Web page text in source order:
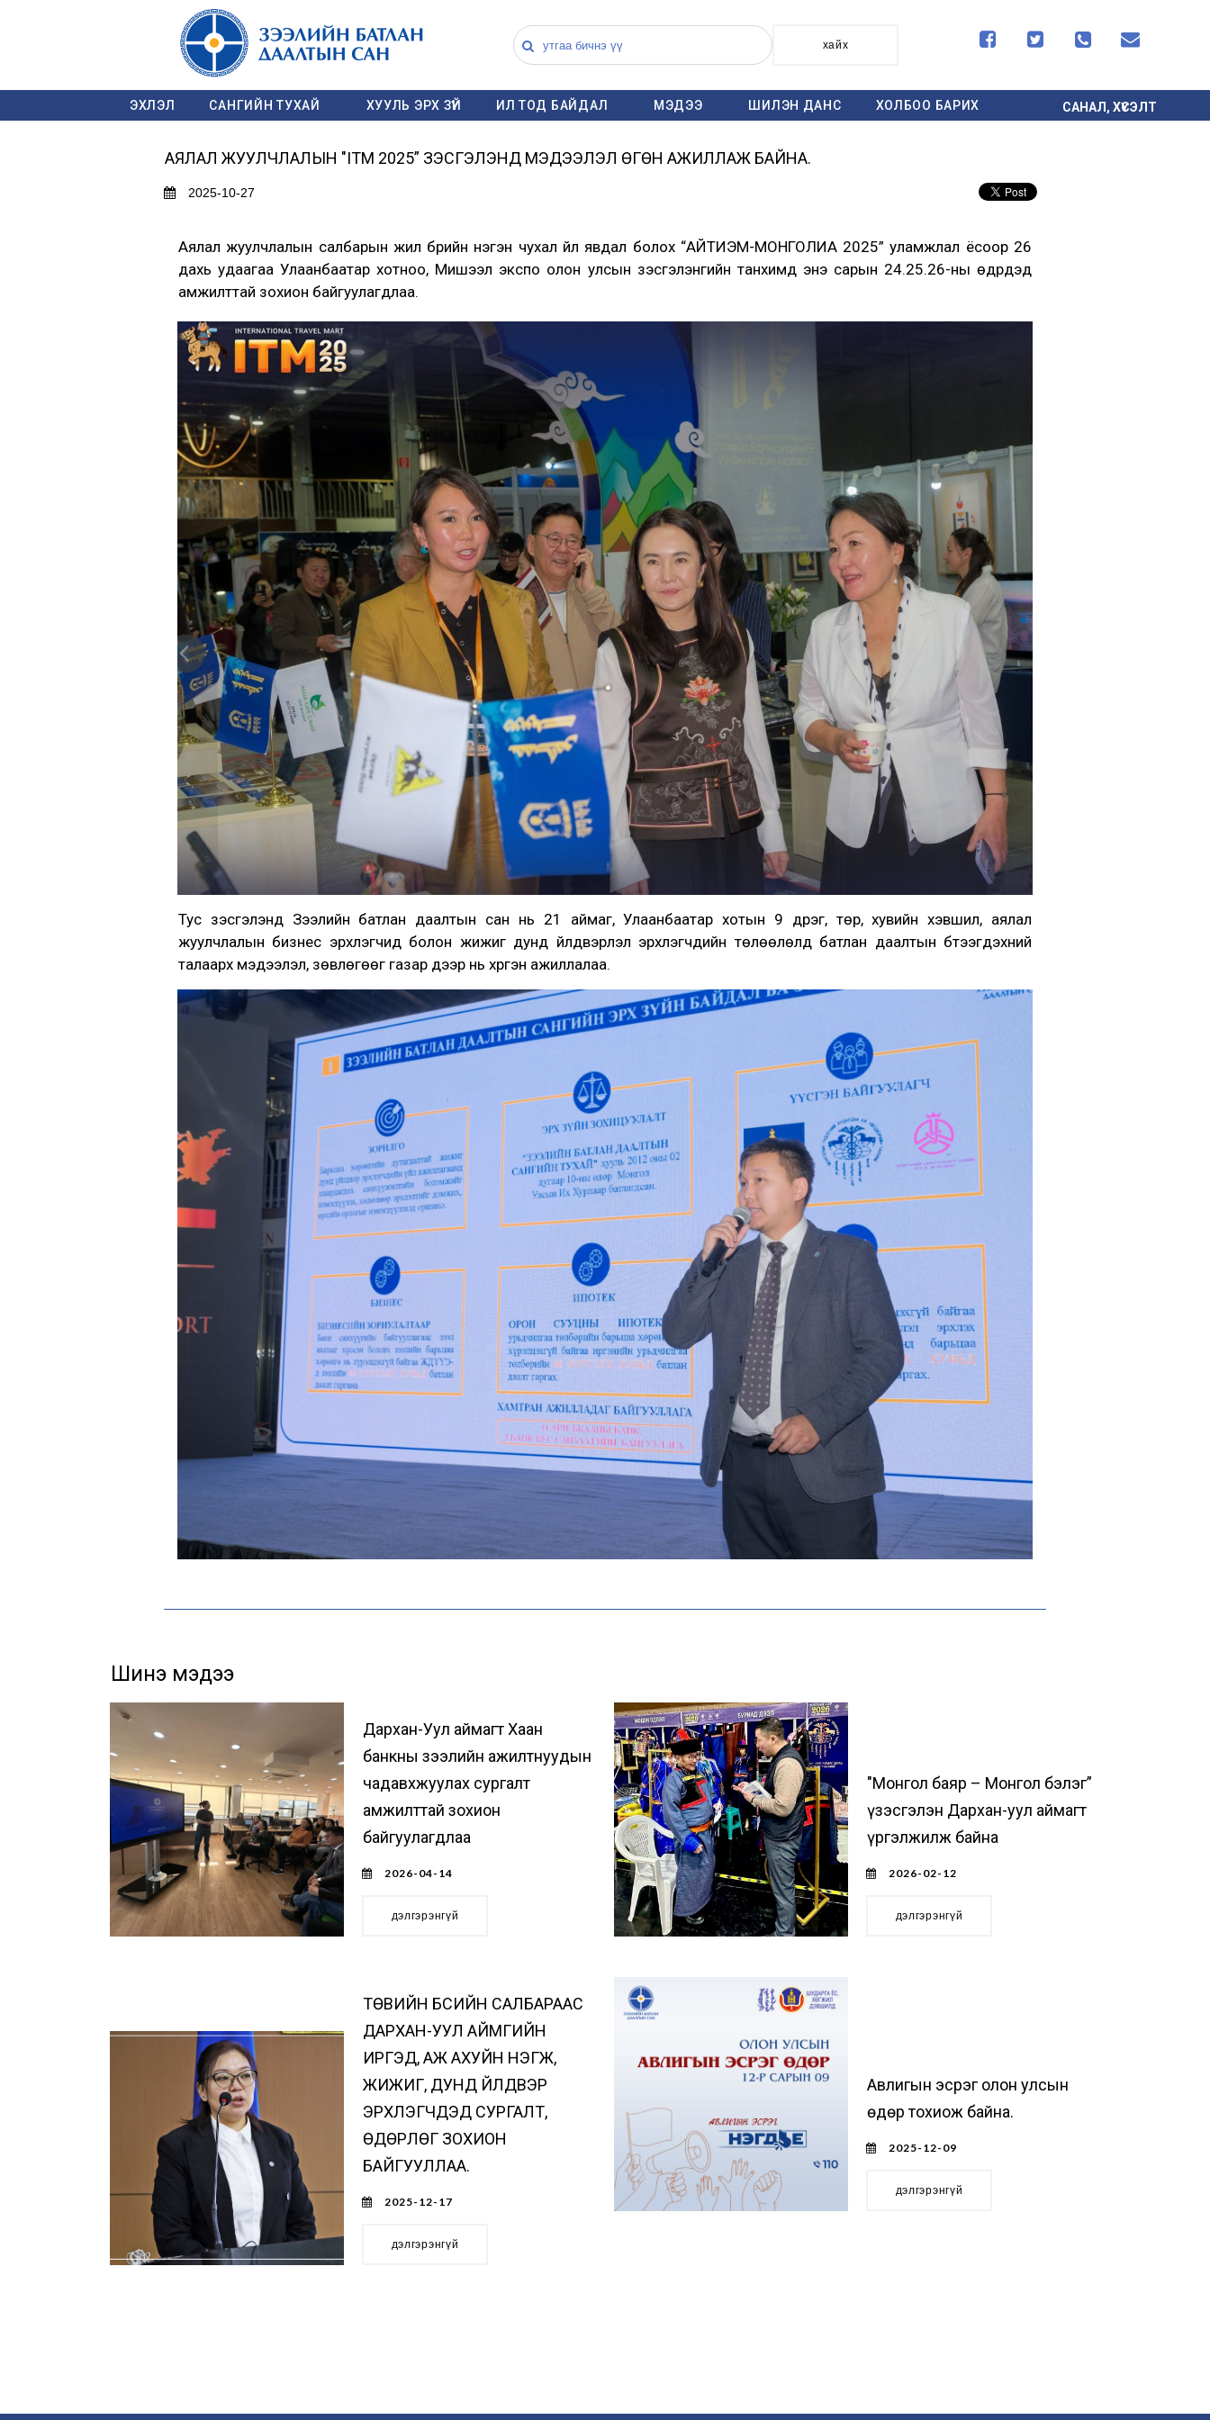
хайх    
ЭХЛЭЛ САНГИЙН ТУХАЙ ХУУЛЬ ЭРХ ЗҮЙ ИЛ ТОД БАЙДАЛ МЭДЭЭ ШИЛЭН ДАНС ХОЛБОО БАРИХ САНАЛ, ХҮСЭЛТ
АЯЛАЛ ЖУУЛЧЛАЛЫН "ITM 2025” ҮЗЭСГЭЛЭНД МЭДЭЭЛЭЛ ӨГӨН АЖИЛЛАЖ БАЙНА.
2025-10-27
Аялал жуулчлалын салбарын жил бүрийн нэгэн чухал үйл явдал болох “АЙТИЭМ-МОНГОЛИА 2025” уламжлал ёсоор 26
дахь удаагаа Улаанбаатар хотноо, Мишээл экспо олон улсын үзэсгэлэнгийн танхимд энэ сарын 24.25.26-ны өдрүүдэд
амжилттай зохион байгуулагдлаа.
Тус үзэсгэлэнд Зээлийн батлан даалтын сан нь 21 аймаг, Улаанбаатар хотын 9 дүүрэг, төр, хувийн хэвшил, аялал
жуулчлалын бизнес эрхлэгчид болон жижиг дунд үйлдвэрлэл эрхлэгчдийн төлөөлөлд батлан даалтын бүтээгдэхүүний
талаарх мэдээлэл, зөвлөгөөг газар дээр нь хүргэн ажиллалаа.
Шинэ мэдээ
Дархан-Уул аймагт Хаан
банкны зээлийн ажилтнуудын
чадавхжуулах сургалт
амжилттай зохион
байгуулагдлаа
2026-04-14
дэлгэрэнгүй
"Монгол баяр – Монгол бэлэг”
үзэсгэлэн Дархан-уул аймагт
үргэлжилж байна
2026-02-12
дэлгэрэнгүй
ТӨВИЙН БҮСИЙН САЛБАРААС
ДАРХАН-УУЛ АЙМГИЙН
ИРГЭД, АЖ АХУЙН НЭГЖ,
ЖИЖИГ, ДУНД ҮЙЛДВЭР
ЭРХЛЭГЧДЭД СУРГАЛТ,
ӨДӨРЛӨГ ЗОХИОН
БАЙГУУЛЛАА.
2025-12-17
дэлгэрэнгүй
Авлигын эсрэг олон улсын
өдөр тохиож байна.
2025-12-09
дэлгэрэнгүй